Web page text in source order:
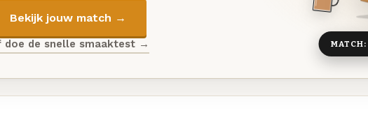
Bekijk jouw match →
doe de snelle smaaktest → MATCH: